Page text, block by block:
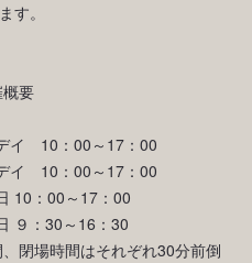
す。
概要
イ 10：00～17：00
イ 10：00～17：00
10：00～17：00
９：30～16：30
閉場時間はそれぞれ30分前倒